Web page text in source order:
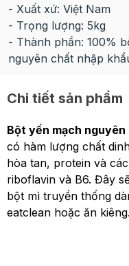
- Xuất xứ: Việt Nam
- Trọng lượng: 5kg
- Thành phần: 100%
nguyên chất nhập
Chi tiết sản phẩm
Bột yến mạch
có hàm lượng chất
hòa tan, protein và
riboflavin và B6. Đây
bột mì truyền thống
eatclean hoặc ăn kiêng.